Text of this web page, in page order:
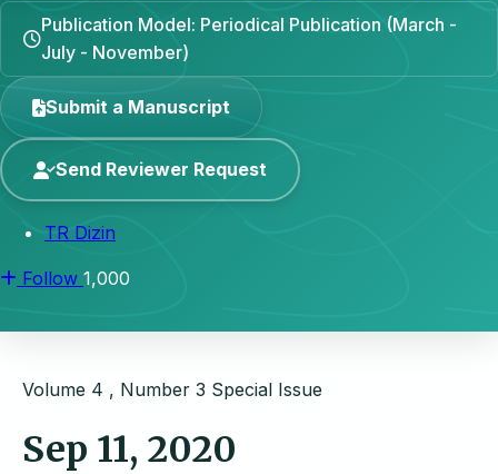
Publication Model: Periodical Publication (March -
July - November)
Submit a Manuscript
Send Reviewer Request
TR Dizin
Follow 1,000
Volume 4 , Number 3 Special Issue
Sep 11, 2020